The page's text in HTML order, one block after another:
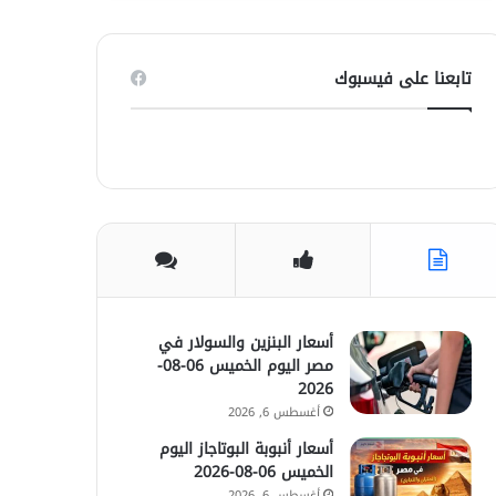
تابعنا على فيسبوك
أسعار البنزين والسولار في
مصر اليوم الخميس 06-08-
2026
أغسطس 6, 2026
أسعار أنبوبة البوتاجاز اليوم
الخميس 06-08-2026